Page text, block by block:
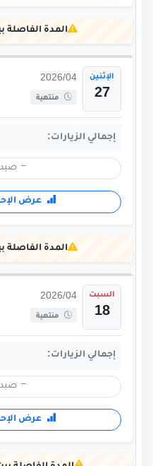
المدة الفاصلة
الإثنين
27
2026/04
منتهية
إجمالي الزيارات:
عرض
المدة الفاصلة
السبت
18
2026/04
منتهية
إجمالي الزيارات:
عرض